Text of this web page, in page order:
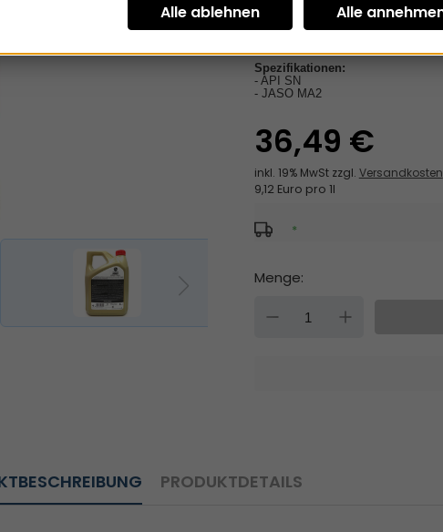
Spezifikationen:
- API SN
- JASO MA2
36,49 €
inkl. 19% MwSt zzgl. Versandkosten
9,12 Euro pro 1l
*
Menge:
DOWN
PRODUKTDETAILS